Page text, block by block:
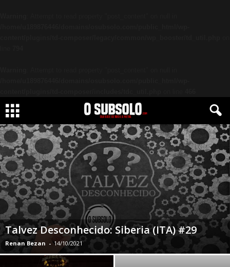
Talvez Desconhecido: Siberia (ITA) #29
Renan Bezan - 14/10/2021